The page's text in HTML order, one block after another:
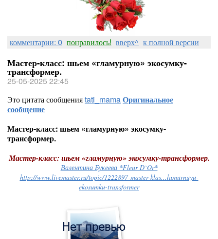
комментарии: 0 понравилось! вверх^ к полной версии
Мастер-класс: шьем «гламурную» экосумку-
трансформер.
25-05-2025 22:45
Это цитата сообщенияtati_mamaОригинальное
сообщение
Мастер-класс: шьем «гламурную» экосумку-
трансформер.
Мастер-класс: шьем «гламурную» экосумку-трансформер.
Валентина Букеева *Fleur D`Or*
http://www.livemaster.ru/topic/1222897-master-klas...lamurnuyu-
ekosumku-transformer